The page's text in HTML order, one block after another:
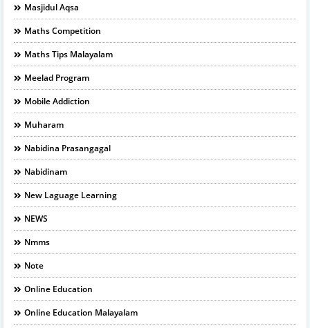
Masjidul Aqsa
Maths Competition
Maths Tips Malayalam
Meelad Program
Mobile Addiction
Muharam
Nabidina Prasangagal
Nabidinam
New Laguage Learning
NEWS
Nmms
Note
Online Education
Online Education Malayalam